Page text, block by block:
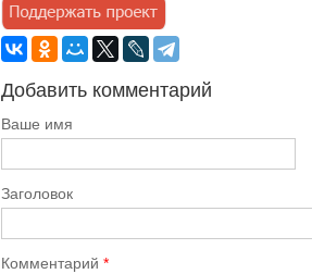
Добавить комментарий
Ваше имя
Заголовок
Комментарий*